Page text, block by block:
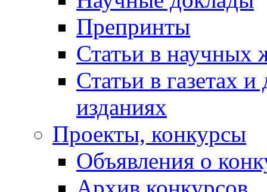
Препринты
Статьи в научных
Статьи в газетах
изданиях
Проекты, конкурсы
Объявления о